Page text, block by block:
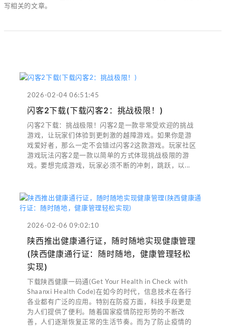
写相关的文章。
2026-02-04 06:51:45
闪客2下载(下载闪客2：挑战极限！)
闪客2下载：挑战极限！闪客2是一款非常受欢迎的挑战
游戏，让玩家们体验到更刺激的越障游戏。如果你是游
戏爱好者，那么一定不会错过闪客2这款游戏。玩家社区
游戏玩法闪客2是一款以简单的方式体现挑战极限的游
戏。要想完成游戏，玩家必须不断的冲刺，跳跃，以...
2026-02-06 09:02:10
陕西推出健康通行证，随时随地实现健康管理
(陕西健康通行证：随时随地，健康管理轻松
实现)
下载陕西健康一码通(Get Your Health in Check with
Shaanxi Health Code)在如今的时代，信息技术在各行
各业都有广泛的应用。特别在防疫方面，科技手段更是
为人们提供了便利。随着国家疫情防控形势的不断改
善，人们逐渐恢复正常的生活节奏。而为了防止疫情的